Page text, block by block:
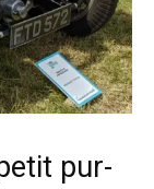
pur-